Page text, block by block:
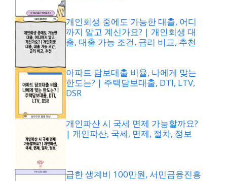
개인회생 중에도 가능한 대출, 어디
까지 알고 계신가요? | 개인회생 대
출, 대출 가능 조건, 금리 비교, 추천
아파트 담보대출 비율, 나에게 맞는
한도는? | 주택담보대출, DTI, LTV,
DSR
개인파산 시 국세 면제 가능할까요?
| 개인파산, 국세, 면제, 절차, 정보
급한 생계비 100만원, 서민금융진흥